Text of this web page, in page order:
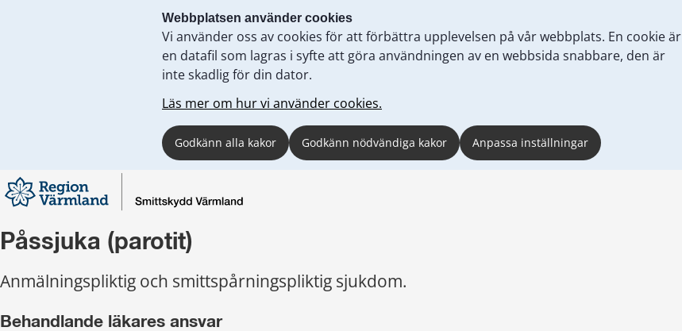
Webbplatsen använder cookies
Vi använder oss av cookies för att förbättra upplevelsen på vår webbplats. En cookie är
en datafil som lagras i syfte att göra användningen av en webbsida snabbare, den är
inte skadlig för din dator.
Läs mer om hur vi använder cookies.
Godkänn alla kakor Godkänn nödvändiga kakor Anpassa inställningar
Påssjuka (parotit)
Anmälningspliktig och smittspårningspliktig sjukdom.
Behandlande läkares ansvar